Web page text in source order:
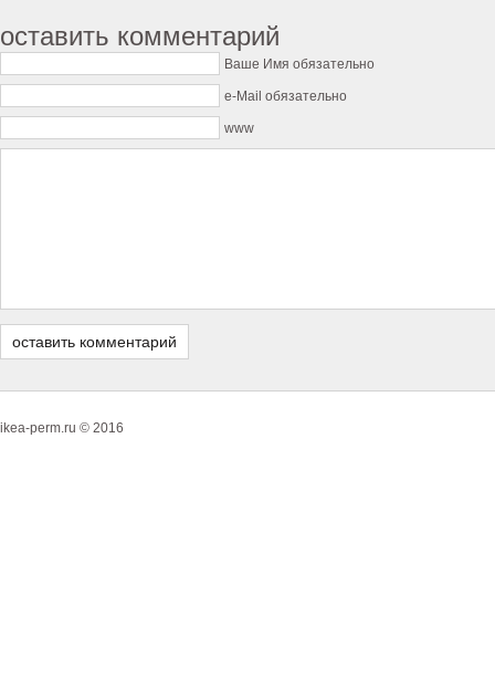
оставить комментарий
Ваше Имя обязательно
e-Mail обязательно
www
ikea-perm.ru © 2016